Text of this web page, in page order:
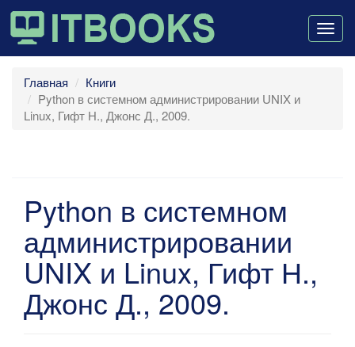
Главная
Книги
Python в системном администрировании UNIX и
Linux, Гифт Н., Джонс Д., 2009.
Python в системном
администрировании
UNIX и Linux, Гифт Н.,
Джонс Д., 2009.